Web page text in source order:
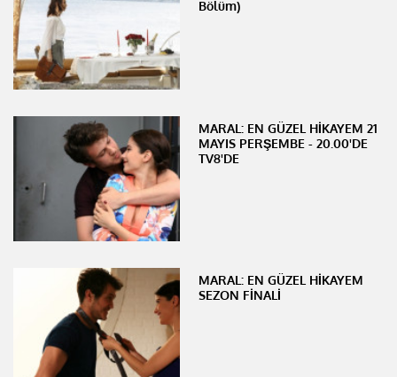
Bölüm)
MARAL: EN GÜZEL HİKAYEM 21
MAYIS PERŞEMBE - 20.00'DE
TV8'DE
MARAL: EN GÜZEL HİKAYEM
SEZON FİNALİ